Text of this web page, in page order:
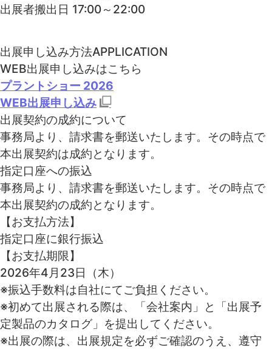
出展者搬出日 17:00～22:00
出展申し込み方法APPLICATION
WEB出展申し込みはこちら
プラントショー 2026
WEB出展申し込み
出展契約の成約について
事務局より、請求書を郵送いたします。その時点で
本出展契約は成約となります。
指定口座への振込
事務局より、請求書を郵送いたします。その時点で
本出展契約の成約となります。
【お支払方法】
指定口座に銀行振込
【お支払期限】
2026年4月23日（木）
※振込手数料は自社にてご負担ください。
※初めて出展される際は、「会社案内」と「出展予
定製品のカタログ」を提出してください。
※出展の際は、出展規定を必ずご確認のうえ、遵守